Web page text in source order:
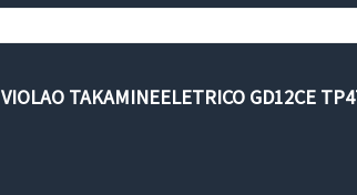
VIOLAO TAKAMINEELETRICO GD12CE